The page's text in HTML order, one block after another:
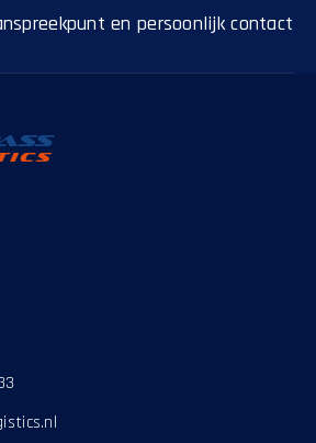
en persoonlijk contact